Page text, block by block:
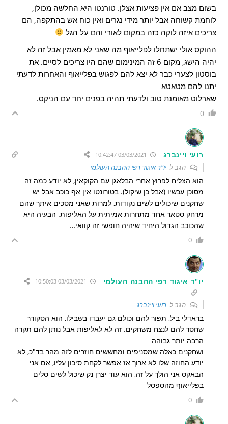
בשום מצב אם אין פציעות אצלן. טורנטו היא החלשה מכולן,
לוחמת קשוחה אבל יותר מידי נגרים ואין כוח אש בהתקפה, הם
צריכים איזה לוקה כזה במקום לאורי והם על הגל
ההוקס אולי ישתחלו לפלייאוף מה שאני לא מאמין אבל זה לא
יהיה הישג, מקום 6 זה המינימום שהם היו צריכים לסיים. את
בוסטון לצערי כבר לא יצא להם לפגוש בפלייאוף והאחרות לדעתי
יתנו להם מטאטא
שארלוט מאומנת טוב ולדעתי תהיה בפנים יחד עם הניקס.
0
רועי ויינברג
הגב ליו"ר איגוד רפי ההבנה העולמי
הוא הצליח לפרוץ אחרי הבלאגן עם הקוקאין, לא יודע כמה זה
מסוכן עכשיו (אבל כן שיקול). בטורונטו אין אף כוכב אבל יש
שחקנים שיכולים לשים נקודות, למרות שאני מסכים איתך שהם
מרחק סטאר אחד מתחרות אמיתית על האליפות. הבעיה היא
שהכוכב הגדול היחיד שיהיה חופשי זה קוואי…
0
יו"ר איגוד רפי ההבנה העולמי
הגב לרועי ויינברג
בראדלי ביל, תפור להם וכולם גם יעבדו בשבילו, הוא הסקורר
שחסר להם לנצח משחקים. זה לא לאליפות אבל נותן להם תקרה
הרבה יותר גבוהה
ושחקנים כאלה שמסניפים ומחששים חוזרים לזה מהר בד"כ, לא
יודע החוזה שלו לא ארוך אז אפשר לקחת סיכון עליו, אם אני
הבאקס אני הולך על זה, הוא עוד יצרן נק שיכול לשים סלים
בפלייאוף מהספסל
0